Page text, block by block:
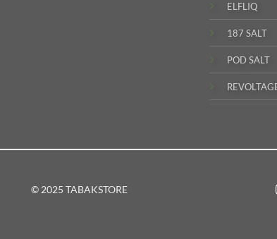
ELFLIQ
187 SALT
POD SALT
© 2025 TABAKSTORE